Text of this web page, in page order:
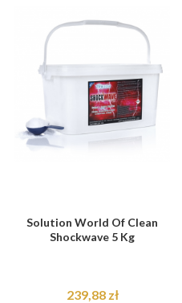
Solution World Of Clean
Shockwave 5 Kg
239,88 zł